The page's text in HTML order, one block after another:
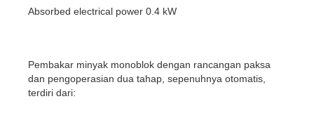
Absorbed electrical power 0.4 kW
Pembakar minyak monoblok dengan rancangan paksa
dan pengoperasian dua tahap, sepenuhnya otomatis,
terdiri dari: